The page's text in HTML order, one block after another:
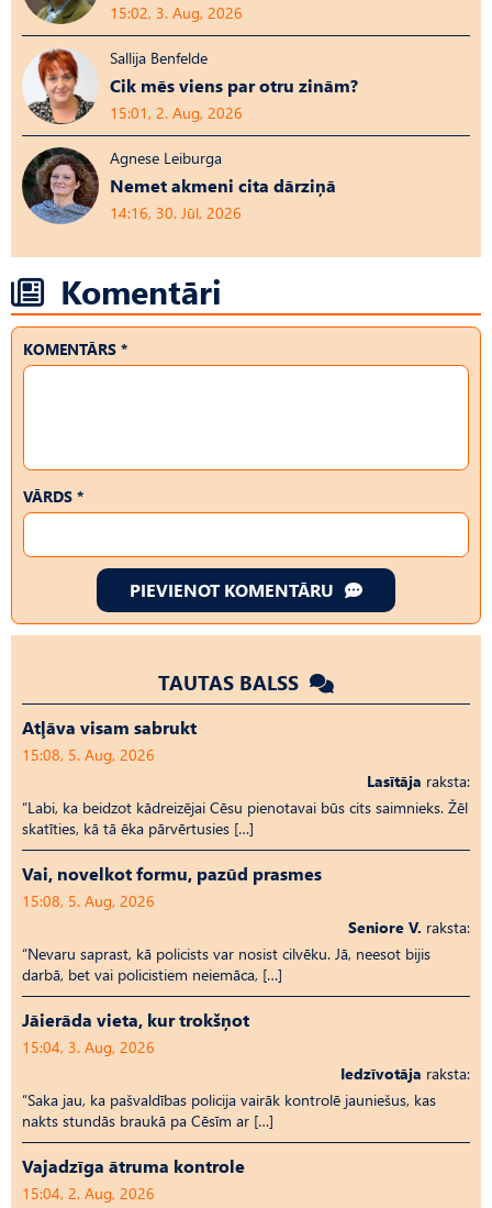
15:02, 3. Aug, 2026
Sallija Benfelde
Cik mēs viens par otru zinām?
15:01, 2. Aug, 2026
Agnese Leiburga
Nemet akmeni cita dārziņā
14:16, 30. Jūl, 2026
Komentāri
KOMENTĀRS *
VĀRDS *
PIEVIENOT KOMENTĀRU
TAUTAS BALSS
Atļāva visam sabrukt
15:08, 5. Aug, 2026
Lasītāja raksta:
“Labi, ka beidzot kādreizējai Cēsu pienotavai būs cits saimnieks. Žēl
skatīties, kā tā ēka pārvērtusies […]
Vai, novelkot formu, pazūd prasmes
15:08, 5. Aug, 2026
Seniore V. raksta:
“Nevaru saprast, kā policists var nosist cilvēku. Jā, neesot bijis
darbā, bet vai policistiem neiemāca, […]
Jāierāda vieta, kur trokšņot
15:04, 3. Aug, 2026
Iedzīvotāja raksta:
“Saka jau, ka pašvaldības policija vairāk kontrolē jauniešus, kas
nakts stundās braukā pa Cēsīm ar […]
Vajadzīga ātruma kontrole
15:04, 2. Aug, 2026